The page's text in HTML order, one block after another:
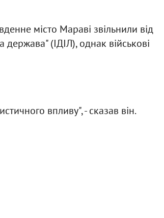
місто Мараві звільнили від
(ІДІЛ), однак військові
впливу", - сказав він.